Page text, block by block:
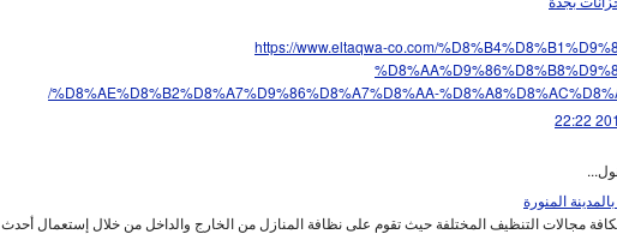
https://www.eltaqwa-co.com/
%D8%AE%D8%B2%D8%A7%D9%86%D8%A7%D8%AA-
المنورة
بكافة مجالات التنظيف المختلفة حيث تقوم على نظافة المنازل من الخارج والداخل من خلال إستعمال أحدث